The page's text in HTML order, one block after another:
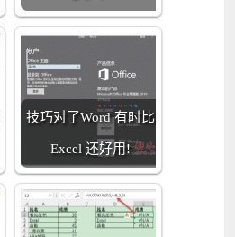
技巧对了Word 有时比
Excel 还好用!